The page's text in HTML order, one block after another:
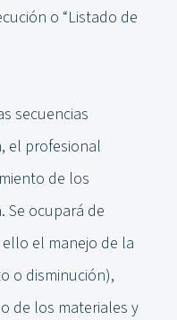
o “Listado de
secuencias
el profesional
de los
Se ocupará de
el manejo de la
o disminución),
de los materiales y